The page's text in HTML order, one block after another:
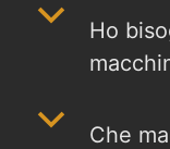
b
Ho
b
Che